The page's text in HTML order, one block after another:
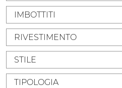
IMBOTTITI
RIVESTIMENTO
STILE
TIPOLOGIA